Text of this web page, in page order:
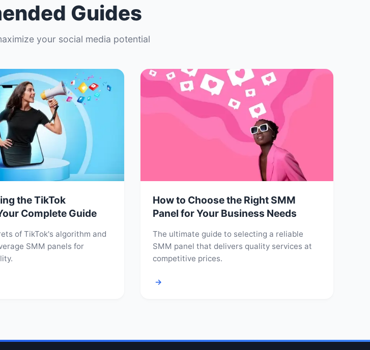
Guides
your social media potential
the TikTok
Complete Guide
of TikTok's algorithm and
SMM panels for
How to Choose the Right SMM
Panel for Your Business Needs
The ultimate guide to selecting a reliable
SMM panel that delivers quality services at
competitive prices.
→